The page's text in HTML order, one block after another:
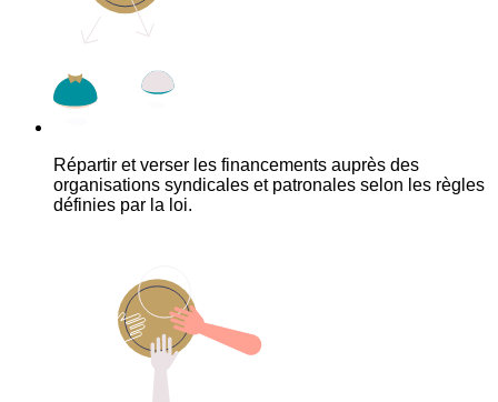
Répartir et verser les financements auprès des
organisations syndicales et patronales selon les règles
définies par la loi.